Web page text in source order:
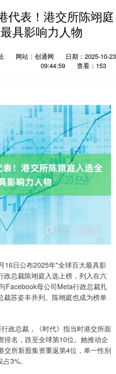
代表！港交所陈翊庭
具影响力人物
网站：创通网
日期：2025-10-23
09:44:59
查看：153
日公布2025年"全球百大最具影
总裁陈翊庭入选上榜，列入在六
Facebook母公司Meta行政总裁扎
裁苏姿丰并列。陈翊庭也成为榜单
总裁，《时代》指当时港交所面
排名，跌至全球第10位。她推动企
交所新股集资重返第4位，单一性别
3%。